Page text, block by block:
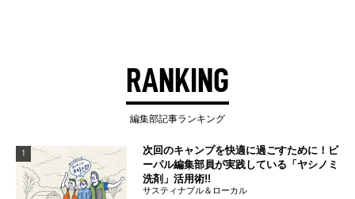
RANKING
編集部記事ランキング
1
次回のキャンプを快適に過ごすために！ビ
ーパル編集部員が実践している「ヤシノミ
洗剤」活用術!!
サスティナブル＆ローカル